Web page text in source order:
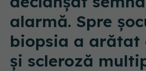
alarmă. Spre
biopsia a arătat
și scleroză